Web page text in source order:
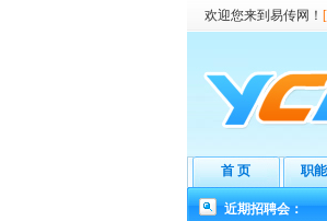
欢迎您来到易传网！
首 页 职
近期招聘会：